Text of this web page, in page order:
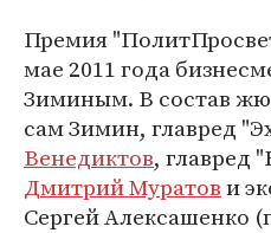
Премия
мае 2011 года
Зиминым. В состав
сам Зимин, главред
Венедиктов, главред
Дмитрий Муратови
Сергей Алексашенко